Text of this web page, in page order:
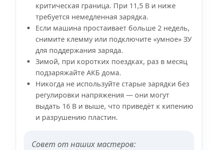
критическая граница. При 11,5 В и ниже
требуется немедленная зарядка.
Если машина простаивает больше 2 недель,
снимите клемму или подключите «умное» ЗУ
для поддержания заряда.
Зимой, при коротких поездках, раз в месяц
подзаряжайте АКБ дома.
Никогда не используйте старые зарядки без
регулировки напряжения — они могут
выдать 16 В и выше, что приведёт к кипению
и разрушению пластин.
Совет от наших мастеров: